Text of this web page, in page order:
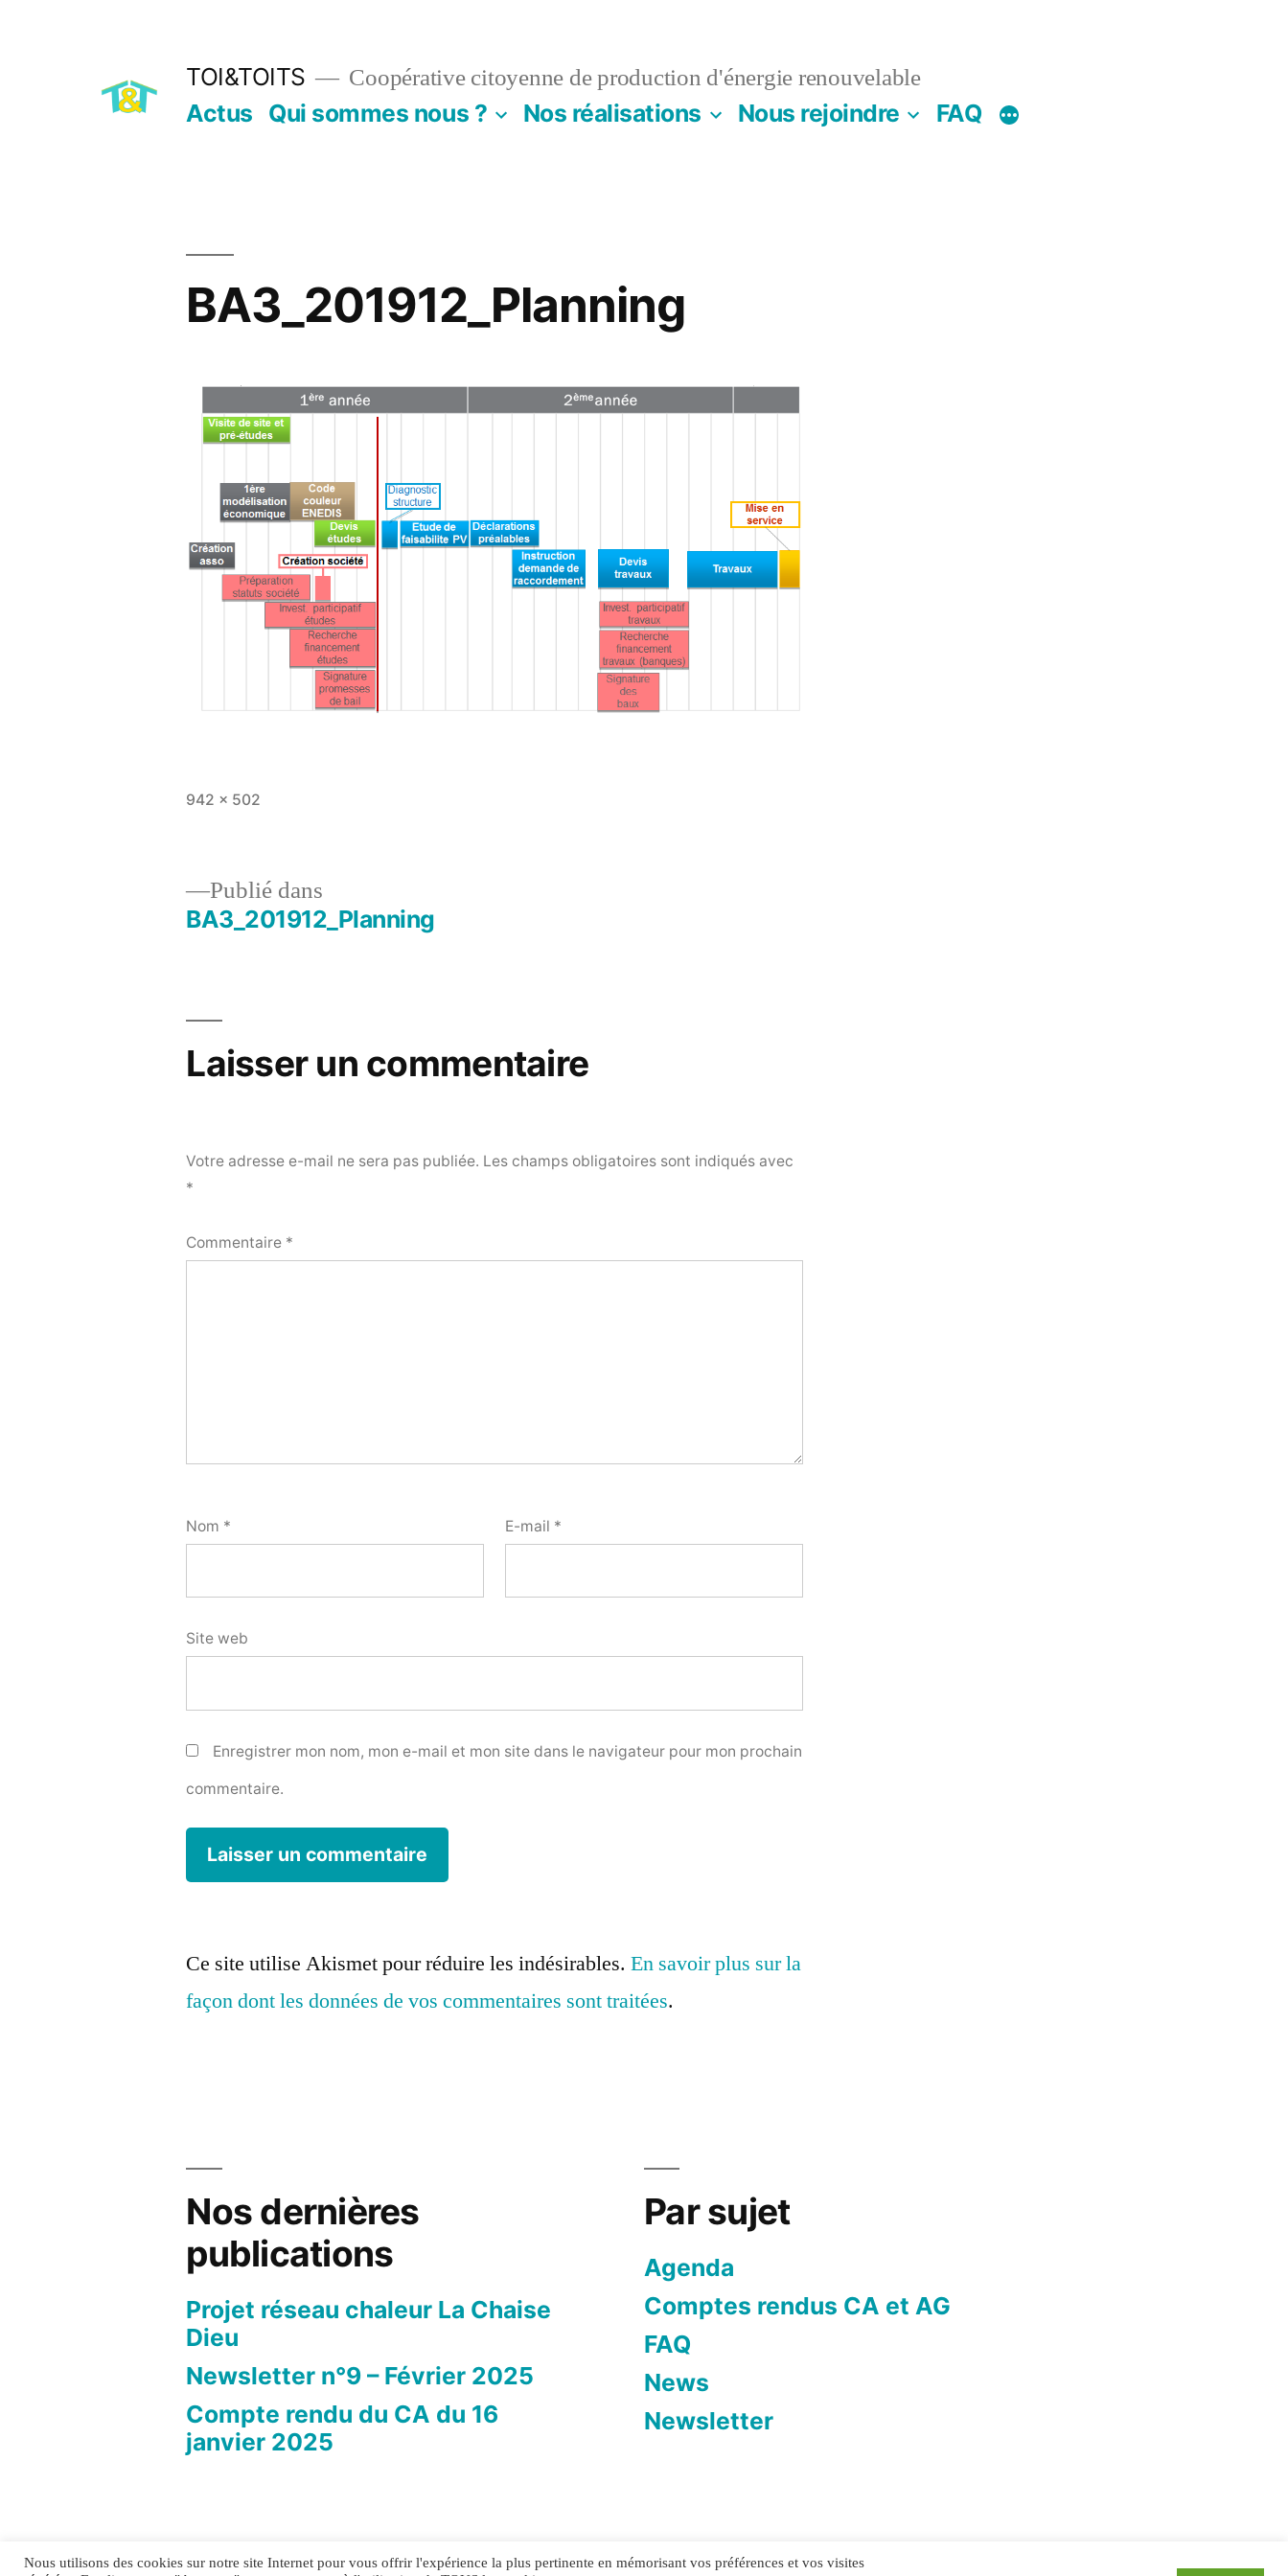
TOI&TOITS Coopérative citoyenne de production d'énergie renouvelable
Actus Qui sommes nous ? Nos réalisations Nous rejoindre FAQ
BA3_201912_Planning
Taille
942 × 502
Navigation
Publié dans
BA3_201912_Planning
Laisser un commentaire
Votre adresse e-mail ne sera pas publiée. Les champs obligatoires sont indiqués avec
*
Commentaire *
Nom * E-mail *
Site web
Enregistrer mon nom, mon e-mail et mon site dans le navigateur pour mon prochain
commentaire.
Ce site utilise Akismet pour réduire les indésirables.En savoir plus sur la
façon dont les données de vos commentaires sont traitées.
Nos dernières
publications
Projet réseau chaleur La Chaise
Dieu
Newsletter n°9 – Février 2025
Compte rendu du CA du 16
janvier 2025
Par sujet
Agenda
Comptes rendus CA et AG
FAQ
News
Newsletter
Nous utilisons des cookies sur notre site Internet pour vous offrir l'expérience la plus pertinente en mémorisant vos préférences et vos visites